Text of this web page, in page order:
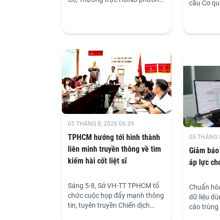
chuẩn bị cho hoạt động của
HĐND phường trong thời gian
tới.
cầu Cơ
phương
dựng
05 THÁNG 8, 2026 06:39
TPHCM hướng tới hình thành
liên minh truyền thông về tìm
kiếm hài cốt liệt sĩ
Sáng 5-8, Sở VH-TT TPHCM tổ
chức cuộc họp đẩy mạnh thông
tin, tuyên truyền Chiến dịch
05 THÁNG
Giảm
áp lực
Chuẩn
dữ liệu
cáo trùng